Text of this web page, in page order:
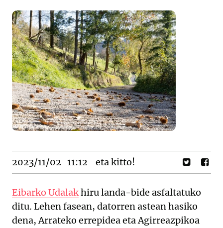
2023/11/02 11:12 eta kitto!
Eibarko Udalakhiru landa-bide asfaltatuko
ditu. Lehen fasean, datorren astean hasiko
dena, Arrateko errepidea eta Agirreazpikoa